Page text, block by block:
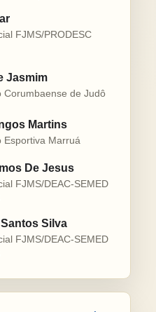
FJMS/PRODESC
Jasmim
Corumbaense de Judô
Martins
Esportiva Marruá
De Jesus
FJMS/DEAC-SEMED
Silva
FJMS/DEAC-SEMED